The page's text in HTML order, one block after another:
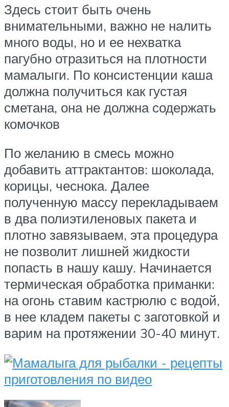
Здесь стоит быть очень
внимательными, важно не налить
много воды, но и ее нехватка
пагубно отразиться на плотности
мамалыги. По консистенции каша
должна получиться как густая
сметана, она не должна содержать
комочков
По желанию в смесь можно
добавить аттрактантов: шоколада,
корицы, чеснока. Далее
полученную массу перекладываем
в два полиэтиленовых пакета и
плотно завязываем, эта процедура
не позволит лишней жидкости
попасть в нашу кашу. Начинается
термическая обработка приманки:
на огонь ставим кастрюлю с водой,
в нее кладем пакеты с заготовкой и
варим на протяжении 30-40 минут.